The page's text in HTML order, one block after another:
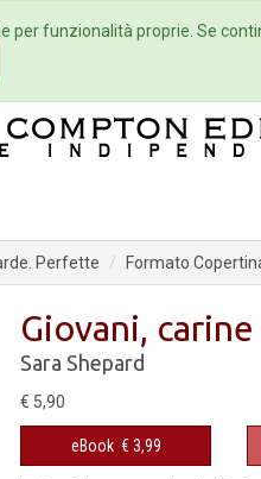
Eventi
Perfette Formato
Giovani,
Sara Shepard
€ 5,90
eBook € 3,99
per funzionalità proprie. Se